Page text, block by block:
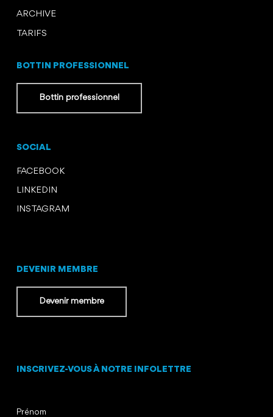
ARCHIVE
TARIFS
BOTTIN PROFESSIONNEL
Bottin professionnel
SOCIAL
FACEBOOK
LINKEDIN
INSTAGRAM
DEVENIR MEMBRE
Devenir membre
INSCRIVEZ-VOUS À NOTRE INFOLETTRE
Prénom